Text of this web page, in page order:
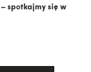
spotkajmy się w